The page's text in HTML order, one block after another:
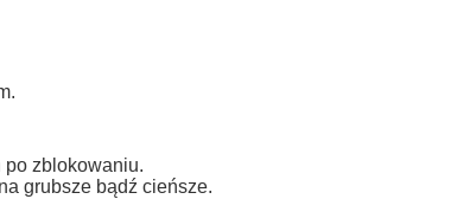
po zblokowaniu.
grubsze bądź cieńsze.